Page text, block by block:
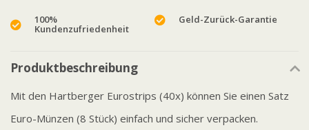
100%
Kundenzufriedenheit
Geld-Zurück-Garantie
Produktbeschreibung
Mit den Hartberger Eurostrips (40x) können Sie einen Satz
Euro-Münzen (8 Stück) einfach und sicher verpacken.